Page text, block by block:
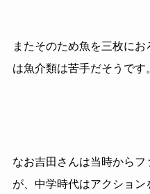
またそのため魚を三枚に
は魚介類は苦手だそうです
なお吉田さんは当時から
が、中学時代はアクション